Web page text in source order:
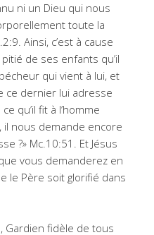
ni un Dieu qui nous
toute la
Ainsi, c’est à cause
de ses enfants qu’il
qui vient à lui, et
ce dernier lui adresse
qu’il fit à l’homme
il nous demande encore
?» Mc.10:51. Et Jésus
vous demanderez en
le Père soit glorifié dans
Gardien fidèle de tous